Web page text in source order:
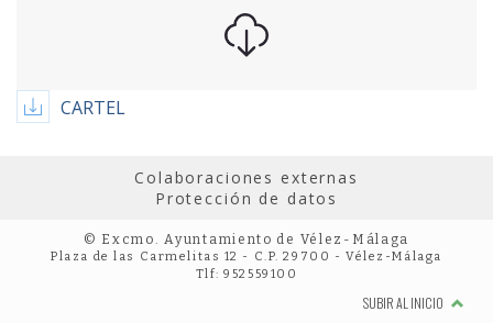
CARTEL
Colaboraciones externas
Protección de datos
© Excmo. Ayuntamiento de Vélez-Málaga
Plaza de las Carmelitas 12 - C.P. 29700 - Vélez-Málaga
Tlf: 952559100
SUBIR AL INICIO